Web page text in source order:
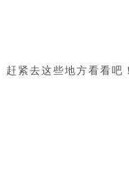
赶紧去这些地方看看吧